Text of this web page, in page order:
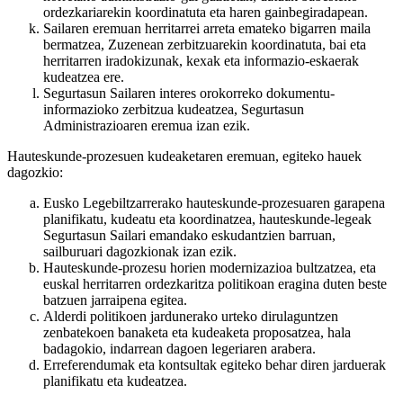
ordezkariarekin koordinatuta eta haren gainbegiradapean.
Sailaren eremuan herritarrei arreta emateko bigarren maila
bermatzea, Zuzenean zerbitzuarekin koordinatuta, bai eta
herritarren iradokizunak, kexak eta informazio-eskaerak
kudeatzea ere.
Segurtasun Sailaren interes orokorreko dokumentu-
informazioko zerbitzua kudeatzea, Segurtasun
Administrazioaren eremua izan ezik.
Hauteskunde-prozesuen kudeaketaren eremuan, egiteko hauek
dagozkio:
Eusko Legebiltzarrerako hauteskunde-prozesuaren garapena
planifikatu, kudeatu eta koordinatzea, hauteskunde-legeak
Segurtasun Sailari emandako eskudantzien barruan,
sailburuari dagozkionak izan ezik.
Hauteskunde-prozesu horien modernizazioa bultzatzea, eta
euskal herritarren ordezkaritza politikoan eragina duten beste
batzuen jarraipena egitea.
Alderdi politikoen jardunerako urteko dirulaguntzen
zenbatekoen banaketa eta kudeaketa proposatzea, hala
badagokio, indarrean dagoen legeriaren arabera.
Erreferendumak eta kontsultak egiteko behar diren jarduerak
planifikatu eta kudeatzea.